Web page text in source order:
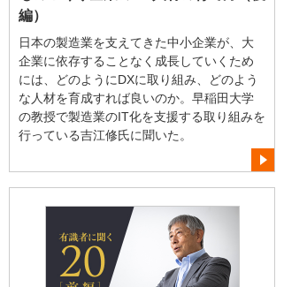
編）
日本の製造業を支えてきた中小企業が、大
企業に依存することなく成長していくため
には、どのようにDXに取り組み、どのよう
な人材を育成すれば良いのか。早稲田大学
の教授で製造業のIT化を支援する取り組みを
行っている吉江修氏に聞いた。